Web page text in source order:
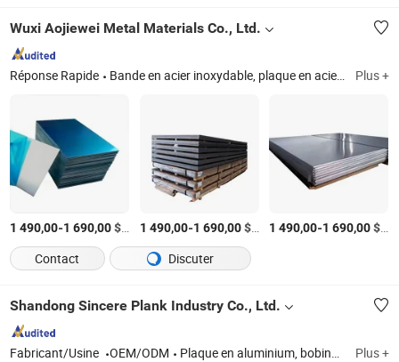
Wuxi Aojiewei Metal Materials Co., Ltd.
Réponse Rapide Bande en acier inoxydable, plaque en acier inoxydable, tube en acier inoxydable, plaque en aluminium, bobine en aluminium, barre/rods/tube en aluminium, feuille en acier galvanisé, bobine en acier galvanisé, bobine en acier prélaqué, acier en U/L/T/C/I Plus +
1 490,00-1 690,00$US /Tonne
1 490,00-1 690,00$US /Tonne
1 490,00-1 690,00$US
Contact
Discuter
Shandong Sincere Plank Industry Co., Ltd.
Fabricant/Usine OEM/ODM Plaque en aluminium, bobine en aluminium, disque en aluminium Plus +